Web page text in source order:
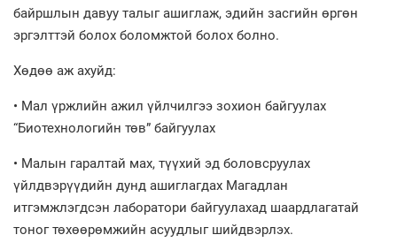
байршлын давуу талыг ашиглаж, эдийн засгийн өргөн
эргэлттэй болох боломжтой болох болно.
Хөдөө аж ахуйд:
• Мал үржлийн ажил үйлчилгээ зохион байгуулах
“Биотехнологийн төв” байгуулах
• Малын гаралтай мах, түүхий эд боловсруулах
үйлдвэрүүдийн дунд ашиглагдах Магадлан
итгэмжлэгдсэн лаборатори байгуулахад шаардлагатай
тоног төхөөрөмжийн асуудлыг шийдвэрлэх.